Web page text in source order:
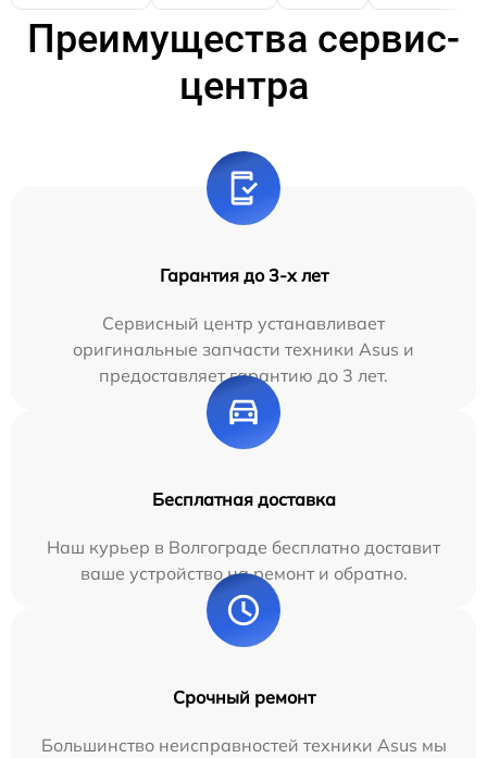
Преимущества сервис-
центра
Гарантия до 3-х лет
Сервисный центр устанавливает
оригинальные запчасти техники Asus и
предоставляет гарантию до 3 лет.
Бесплатная доставка
Наш курьер в Волгограде бесплатно доставит
ваше устройство на ремонт и обратно.
Срочный ремонт
Большинство неисправностей техники Asus мы